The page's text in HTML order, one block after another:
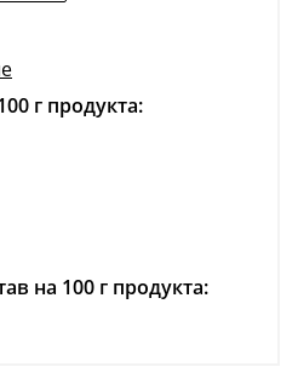
г продукта:
на 100 г продукта: